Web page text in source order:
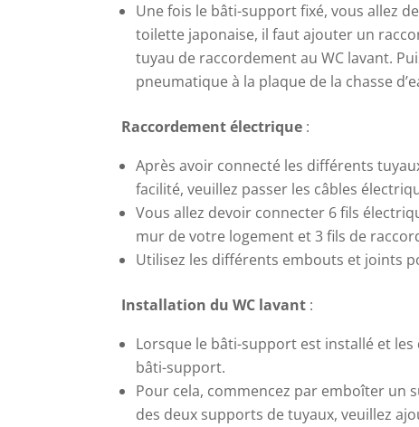
Une fois le bâti-support fixé, vous allez
toilette japonaise, il faut ajouter un
tuyau de raccordement au WC lavant.
pneumatique à la plaque de la chasse
Raccordement électrique :
Après avoir connecté les différents
facilité, veuillez passer les câbles
Vous allez devoir connecter 6 fils
mur de votre logement et 3 fils de
Utilisez les différents embouts et joints
Installation du WC lavant :
Lorsque le bâti-support est installé et
bâti-support.
Pour cela, commencez par emboîter un
des deux supports de tuyaux, veuillez